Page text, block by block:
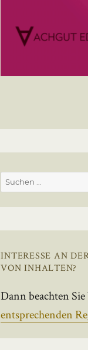
Suchen
INTERESSE AN
VON INHALTEN?
Dann beachten
entsprechenden